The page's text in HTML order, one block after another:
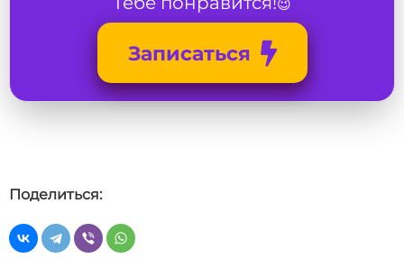
😉
Записаться
Поделиться: